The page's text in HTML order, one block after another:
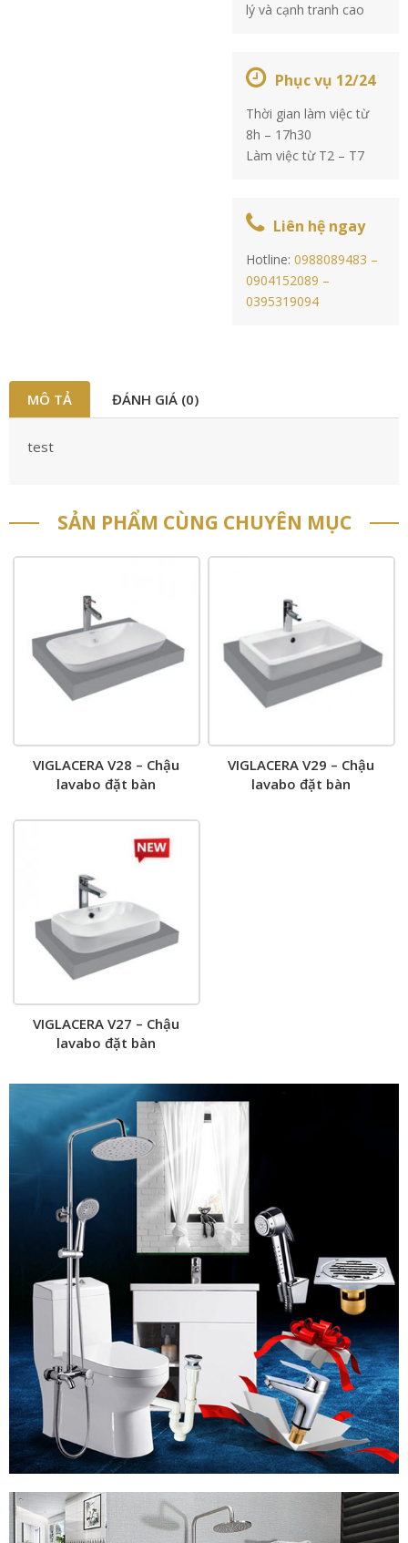
lý và cạnh tranh cao
Phục vụ 12/24
Thời gian làm việc từ
8h – 17h30
Làm việc từ T2 – T7
Liên hệ ngay
Hotline:0988089483 –
0904152089 –
0395319094
MÔ TẢ ĐÁNH GIÁ (0)
test
SẢN PHẨM CÙNG CHUYÊN MỤC
VIGLACERA V28 – Chậu
lavabo đặt bàn
VIGLACERA V29 – Chậu
lavabo đặt bàn
VIGLACERA V27 – Chậu
lavabo đặt bàn